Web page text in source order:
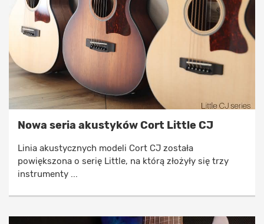
Nowa seria akustyków Cort Little CJ
Linia akustycznych modeli Cort CJ została
powiększona o serię Little, na którą złożyły się trzy
instrumenty ...